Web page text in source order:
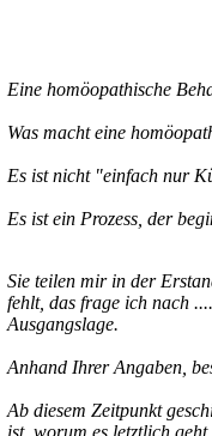
Eine homöopathische
Was macht eine
Es ist nicht "einfach nur
Es ist ein Prozess, der
Sie teilen mir in der
fehlt, das frage ich nach
Ausgangslage.
Anhand Ihrer Angaben,
Ab diesem Zeitpunkt
ist, worum es letztlich